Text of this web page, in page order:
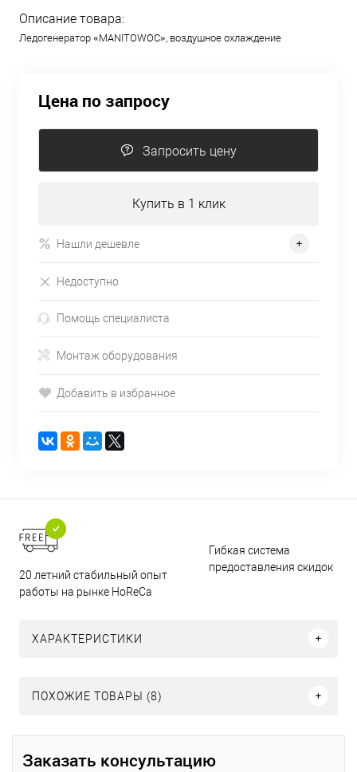
Описание товара:
Ледогенератор «MANITOWOC», воздушное охлаждение
Цена по запросу
Запросить цену
Купить в 1 клик
Нашли дешевле
Недоступно
Помощь специалиста
Монтаж оборудования
Добавить в избранное
20 летний стабильный опыт
работы на рынке HoReCa
Гибкая система
предоставления скидок
ХАРАКТЕРИСТИКИ
ПОХОЖИЕ ТОВАРЫ (8)
Заказать консультацию